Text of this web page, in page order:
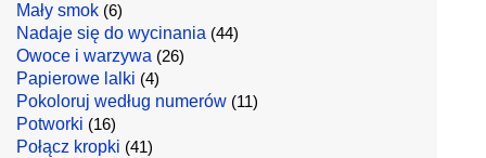
Mały smok (6)
Nadaje się do wycinania (44)
Owoce i warzywa (26)
Papierowe lalki (4)
Pokoloruj według numerów (11)
Potworki (16)
Połącz kropki (41)